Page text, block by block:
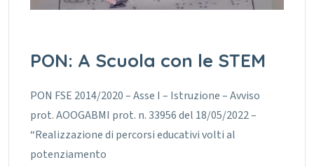
PON: A Scuola con le STEM
PON FSE 2014/2020 – Asse I – Istruzione – Avviso
prot. AOOGABMI prot. n. 33956 del 18/05/2022 –
“Realizzazione di percorsi educativi volti al
potenziamento